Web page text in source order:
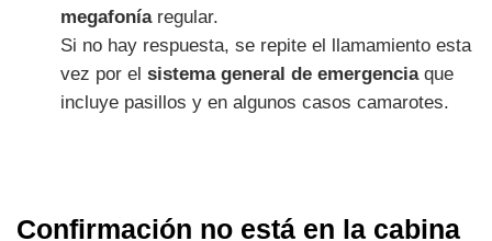
megafoníaregular.
Si no hay respuesta, se repite el llamamiento esta
vez por el sistema general de emergenciaque
incluye pasillos y en algunos casos camarotes.
Confirmación no está en la cabina